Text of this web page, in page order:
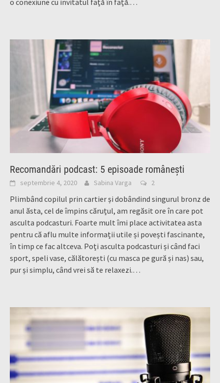
Recomandări podcast: 5 episoade românești
septembrie 4, 2020 Sabina Varga 2
Plimbând copilul prin cartier și dobândind singurul bronz de
anul ăsta, cel de împins căruțul, am regăsit ore în care pot
asculta podcasturi. Foarte mult îmi place activitatea asta
pentru că aflu multe informații utile și povești fascinante,
în timp ce fac altceva. Poți asculta podcasturi și când faci
sport, speli vase, călătorești (cu masca pe gură și nas) sau,
pur și simplu, când vrei să te relaxezi.…